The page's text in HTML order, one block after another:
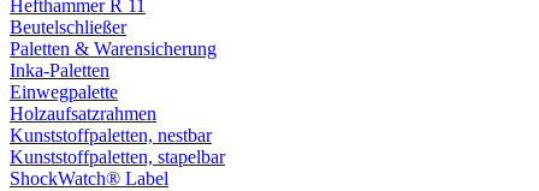
Hefthammer R 11
Beutelschließer
Paletten & Warensicherung
Inka-Paletten
Einwegpalette
Holzaufsatzrahmen
Kunststoffpaletten, nestbar
Kunststoffpaletten, stapelbar
ShockWatch® Label